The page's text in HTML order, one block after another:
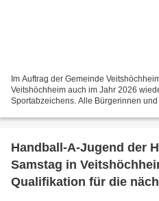
Im Auftrag der Gemeinde
Veitshöchheim auch im Jahr 2026
Sportabzeichens. Alle Bürgerinnen und
Handball-A-Jugend der
Samstag in
Qualifikation für die